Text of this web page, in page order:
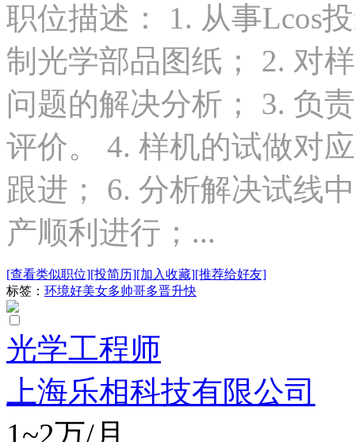
职位描述： 1. 从事Lcos
制光学部品图纸； 2. 对
问题的解决分析； 3. 负
评价。 4. 样机的试做对
跟进； 6. 分析解决试线
产顺利进行；...
[查看类似职位][投简历][加入收藏][推荐给好友]
标签： 环境好美女多帅哥多晋升快
光学工程师
上海乐相科技有限公司
1~2万/月